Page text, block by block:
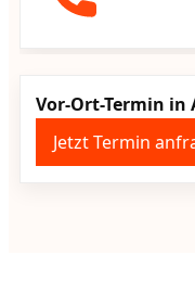
Vor-Ort-Termin in
Jetzt Termin